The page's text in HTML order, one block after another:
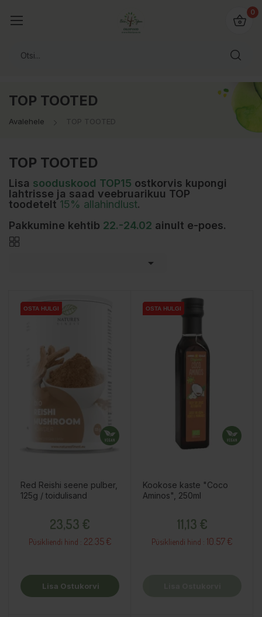
0
TOP TOOTED
Avalehele TOP TOOTED
TOP TOOTED
Lisa sooduskood TOP15 ostkorvis kupongi
lahtrisse ja saad veebruarikuu TOP
toodetelt 15% allahindlust.
Pakkumine kehtib 22.-24.02 ainult e-poes.

OSTA HULGI
OSTA HULGI
Red Reishi seene pulber,
125g / toidulisand
23,53 €
Püsikliendi hind : 22.35 €
Lisa Ostukorvi
OSTA HULGI
OSTA HULGI
OSTA HULGI
OSTA HULGI
Kookose kaste "Coco
Aminos", 250ml
11,13 €
Püsikliendi hind : 10.57 €